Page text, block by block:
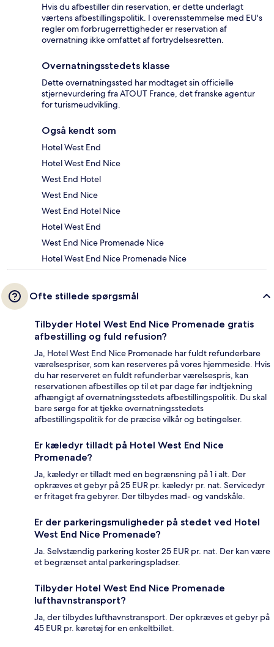
Hvis du afbestiller din reservation, er dette underlagt
værtens afbestillingspolitik. I overensstemmelse med EU's
regler om forbrugerrettigheder er reservation af
overnatning ikke omfattet af fortrydelsesretten.
Overnatningsstedets klasse
Dette overnatningssted har modtaget sin officielle
stjernevurdering fra ATOUT France, det franske agentur
for turismeudvikling.
Også kendt som
Hotel West End
Hotel West End Nice
West End Hotel
West End Nice
West End Hotel Nice
Hotel West End
West End Nice Promenade Nice
Hotel West End Nice Promenade Nice
Ofte stillede spørgsmål
Tilbyder Hotel West End Nice Promenade gratis
afbestilling og fuld refusion?
Ja, Hotel West End Nice Promenade har fuldt refunderbare
værelsespriser, som kan reserveres på vores hjemmeside. Hvis
du har reserveret en fuldt refunderbar værelsespris, kan
reservationen afbestilles op til et par dage før indtjekning
afhængigt af overnatningsstedets afbestillingspolitik. Du skal
bare sørge for at tjekke overnatningsstedets
afbestillingspolitik for de præcise vilkår og betingelser.
Er kæledyr tilladt på Hotel West End Nice
Promenade?
Ja, kæledyr er tilladt med en begrænsning på 1 i alt. Der
opkræves et gebyr på 25 EUR pr. kæledyr pr. nat. Servicedyr
er fritaget fra gebyrer. Der tilbydes mad- og vandskåle.
Er der parkeringsmuligheder på stedet ved Hotel
West End Nice Promenade?
Ja. Selvstændig parkering koster 25 EUR pr. nat. Der kan være
et begrænset antal parkeringspladser.
Tilbyder Hotel West End Nice Promenade
lufthavnstransport?
Ja, der tilbydes lufthavnstransport. Der opkræves et gebyr på
45 EUR pr. køretøj for en enkeltbillet.